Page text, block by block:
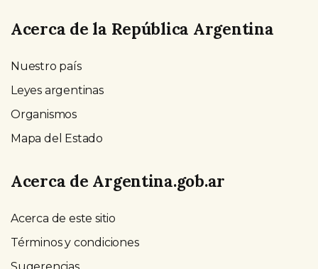
Acerca de la República Argentina
Nuestro país
Leyes argentinas
Organismos
Mapa del Estado
Acerca de Argentina.gob.ar
Acerca de este sitio
Términos y condiciones